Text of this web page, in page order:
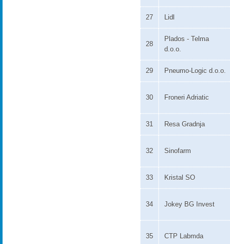
27 Lidl
28
Plados - Telma
d.o.o.
29 Pneumo-Logic d.o.o.
30 Froneri Adriatic
31 Resa Gradnja
32 Sinofarm
33 Kristal SO
34 Jokey BG Invest
35 CTP Labmda